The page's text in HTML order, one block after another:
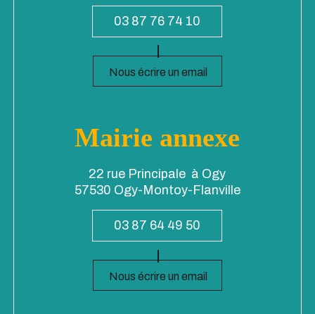
03 87 76 74 10
Nous écrire un email
Mairie annexe
22 rue Principale à Ogy
57530 Ogy-Montoy-Flanville
03 87 64 49 50
Nous écrire un email